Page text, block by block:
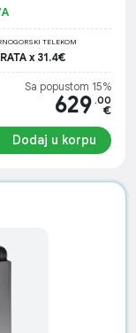
video funkcija -
TELEKOM
x 31.4€
Sa popustom 15%
629 .00
€
Dodaj u korpu